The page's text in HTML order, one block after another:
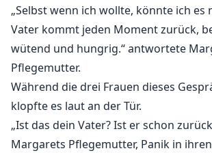
„Selbst wenn ich wollte, könnte ich es
Vater kommt jeden Moment zurück,
wütend und hungrig.“ antwortete
Pflegemutter.
Während die drei Frauen dieses
klopfte es laut an der Tür.
„Ist das dein Vater? Ist er schon
Margarets Pflegemutter, Panik in